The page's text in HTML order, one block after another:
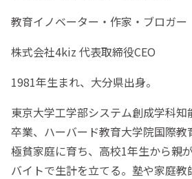
教育イノベーター・作家・ブロガー
株式会社4kiz 代表取締役CEO
1981年生まれ、大分県出身。
東京大学工学部システム創成学科知
卒業、ハーバード教育大学院国際教
極貧家庭に育ち、高校1年生から親
バイトで生計を立てる。塾や家庭教